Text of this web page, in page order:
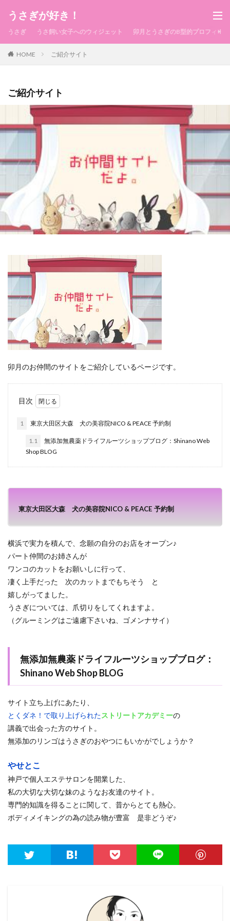
うさぎが好き！
うさぎ うさ飼い女子へのウィジェット 卯月とうさぎのB型的プロフィール
HOME ご紹介サイト
ご紹介サイト
卯月のお仲間のサイトをご紹介しているページです。
目次
1 東京大田区大森 犬の美容院NICO & PEACE 予約制
1.1
無添加無農薬ドライフルーツショップブログ：Shinano Web
Shop BLOG
東京大田区大森 犬の美容院NICO & PEACE 予約制
横浜で実力を積んで、念願の自分のお店をオープン♪
パート仲間のお姉さんが
ワンコのカットをお願いしに行って、
凄く上手だった 次のカットまでもちそう と
嬉しがってました。
うさぎについては、爪切りをしてくれますよ。
（グルーミングはご遠慮下さいね、ゴメンナサイ）
無添加無農薬ドライフルーツショップブログ：
Shinano Web Shop BLOG
サイト立ち上げにあたり、
とくダネ！で取り上げられたストリートアカデミーの
講義で出会った方のサイト。
無添加のリンゴはうさぎのおやつにもいかがでしょうか？
やせとこ
神戸で個人エステサロンを開業した、
私の大切な大切な妹のようなお友達のサイト。
専門的知識を得ることに関して、昔からとても熱心。
ボディメイキングの為の読み物が豊富 是非どうぞ♪